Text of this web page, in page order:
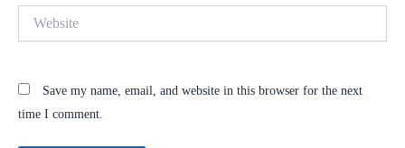
Save my name, email, and website in this browser for the next
time I comment.